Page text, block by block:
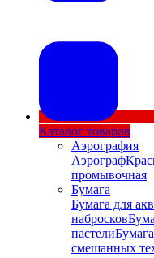
Каталог товаров
Аэрография
Аэрограф
промывочная
Бумага
Бумага для
набросков
пастели
смешанных